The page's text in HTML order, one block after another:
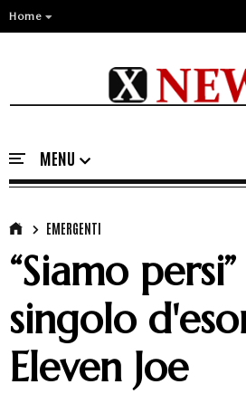
Home
EMERGENTI
“Siamo
singolo
Eleven Joe